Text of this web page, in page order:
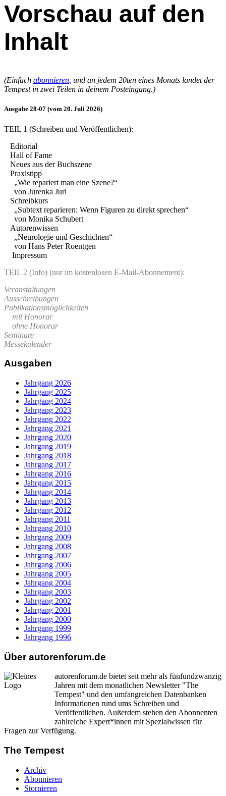
Vorschau auf den
Inhalt
(Einfach abonnieren , und an jedem 20ten eines Monats landet der
Tempest in zwei Teilen in deinem Posteingang.)
Ausgabe 28-07 (vom 20. Juli 2026)
TEIL 1 (Schreiben und Veröffentlichen):
Editorial
Hall of Fame
Neues aus der Buchszene
Praxistipp
„Wie repariert man eine Szene?“
von Jurenka Jurl
Schreibkurs
„Subtext reparieren: Wenn Figuren zu direkt sprechen“
von Monika Schubert
Autorenwissen
„Neurologie und Geschichten“
von Hans Peter Roentgen
Impressum
TEIL 2 (Info) (nur im kostenlosen E-Mail-Abonnement):
Veranstaltungen
Ausschreibungen
Publikationsmöglichkeiten
mit Honorar
ohne Honorar
Seminare
Messekalender
Ausgaben
Jahrgang 2026
Jahrgang 2025
Jahrgang 2024
Jahrgang 2023
Jahrgang 2022
Jahrgang 2021
Jahrgang 2020
Jahrgang 2019
Jahrgang 2018
Jahrgang 2017
Jahrgang 2016
Jahrgang 2015
Jahrgang 2014
Jahrgang 2013
Jahrgang 2012
Jahrgang 2011
Jahrgang 2010
Jahrgang 2009
Jahrgang 2008
Jahrgang 2007
Jahrgang 2006
Jahrgang 2005
Jahrgang 2004
Jahrgang 2003
Jahrgang 2002
Jahrgang 2001
Jahrgang 2000
Jahrgang 1999
Jahrgang 1996
Über autorenforum.de
autorenforum.de bietet seit mehr als fünfundzwanzig
Jahren mit dem monatlichen Newsletter "The
Tempest" und den umfangreichen Datenbanken
Informationen rund ums Schreiben und
Veröffentlichen. Außerdem stehen den Abonnenten
zahlreiche Expert*innen mit Spezialwissen für
Fragen zur Verfügung.
The Tempest
Archiv
Abonnieren
Stornieren